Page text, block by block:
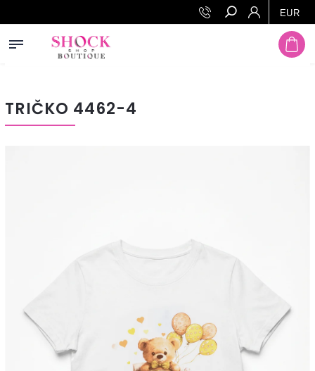
EUR
Hľadať
TRIČKO 4462-4